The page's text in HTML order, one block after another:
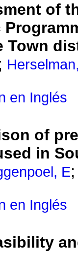
of
Town
;
en Inglés
of
in
E
en Inglés